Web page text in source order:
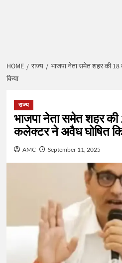
HOME राज्य
भाजपा नेता समेत शहर की
किया
राज्य
भाजपा नेता समेत शहर की
कलेक्टर ने अवैध घोषित
AMC September 11, 2025